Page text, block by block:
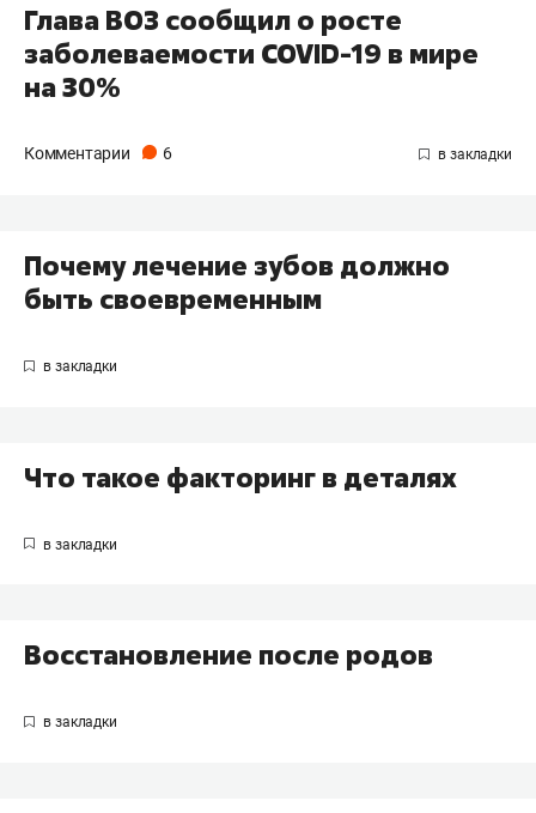
Глава ВОЗ сообщил о росте
заболеваемости COVID-19 в мире
на 30%
Комментарии 6
Почему лечение зубов должно
быть своевременным
Что такое факторинг в деталях
Восстановление после родов